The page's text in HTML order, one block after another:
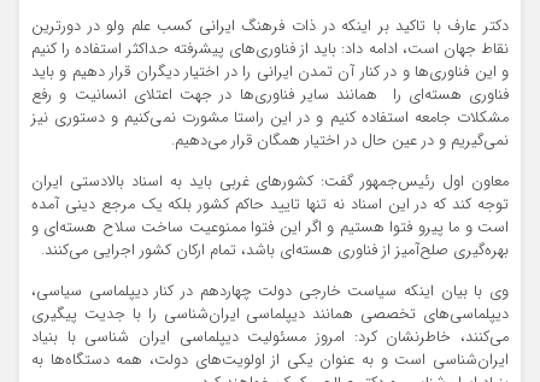
دکتر عارف با تاکید بر اینکه در ذات فرهنگ ایرانی کسب علم ولو در دورترین
نقاط جهان است،‌ ادامه داد: باید از فناوری‌های پیشرفته حداکثر استفاده را کنیم
و این فناوری‌ها و در کنار آن تمدن ایرانی را در اختیار دیگران قرار دهیم و باید
فناوری هسته‌ای را همانند سایر فناوری‌ها در جهت اعتلای انسانیت و رفع
مشکلات جامعه استفاده کنیم و در این راستا مشورت نمی‌کنیم و دستوری نیز
نمی‌گیریم و در عین حال در اختیار همگان قرار می‌دهیم.
معاون اول رئیس‌جمهور گفت: کشورهای غربی باید به اسناد بالادستی ایران
توجه کند که در این اسناد نه تنها تایید حاکم کشور بلکه یک مرجع دینی آمده
است و ما پیرو فتوا هستیم و اگر این فتوا ممنوعیت ساخت سلاح هسته‌ای و
بهره‌گیری صلح‌آمیز از فناوری هسته‌ای باشد، تمام ارکان کشور اجرایی می‌کنند.
وی با بیان اینکه سیاست خارجی دولت چهاردهم در کنار دیپلماسی سیاسی،
دیپلماسی‌های تخصصی همانند دیپلماسی ایران‌شناسی را با جدیت پیگیری
می‌کنند، خاطرنشان کرد: امروز مسئولیت دیپلماسی ایران شناسی با بنیاد
ایران‌شناسی است و به عنوان یکی از اولویت‌های دولت، همه دستگاه‌ها به